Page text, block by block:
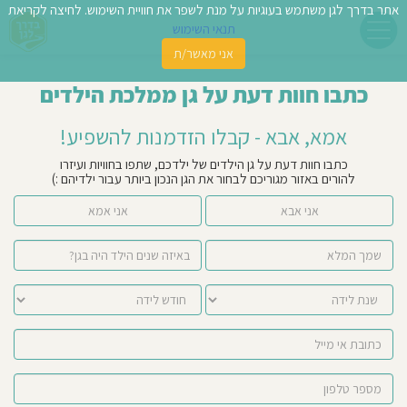
כתבו חוות דעת על גן ממלכת הילדים
אמא, אבא - קבלו הזדמנות להשפיע!
כתבו חוות דעת על גן הילדים של ילדכם, שתפו בחוויות ועיזרו
להורים באזור מגוריכם לבחור את הגן הנכון ביותר עבור ילדיהם :)
אני אמא אני אבא
אתר בדרך לגן משתמש בעוגיות על מנת לשפר את חוויית השימוש. לחיצה לקריאת
תנאי השימוש
אני מאשר/ת